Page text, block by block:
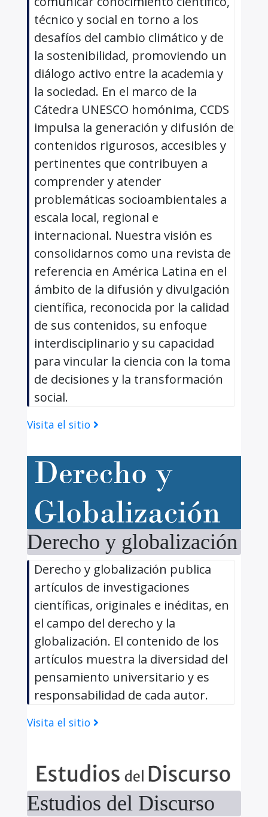
técnico y social en torno a los
desafíos del cambio climático y de
la sostenibilidad, promoviendo un
diálogo activo entre la academia y
la sociedad. En el marco de la
Cátedra UNESCO homónima, CCDS
impulsa la generación y difusión de
contenidos rigurosos, accesibles y
pertinentes que contribuyen a
comprender y atender
problemáticas socioambientales a
escala local, regional e
internacional. Nuestra visión es
consolidarnos como una revista de
referencia en América Latina en el
ámbito de la difusión y divulgación
científica, reconocida por la calidad
de sus contenidos, su enfoque
interdisciplinario y su capacidad
para vincular la ciencia con la toma
de decisiones y la transformación
social.
Visita el sitio
Derecho y globalización
Derecho y globalización publica
artículos de investigaciones
científicas, originales e inéditas, en
el campo del derecho y la
globalización. El contenido de los
artículos muestra la diversidad del
pensamiento universitario y es
responsabilidad de cada autor.
Visita el sitio
Estudios del Discurso